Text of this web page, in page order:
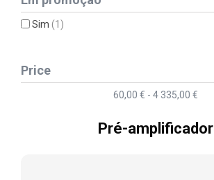
Sim(1)
Price
60,00 € - 4 335,00 €
Pré-amplificador